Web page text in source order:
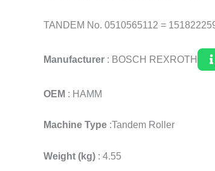
TANDEM No. 0510565112 =
Manufacturer : BOSCH REXROTH
OEM : HAMM
Machine Type :Tandem Roller
Weight (kg) : 4.55